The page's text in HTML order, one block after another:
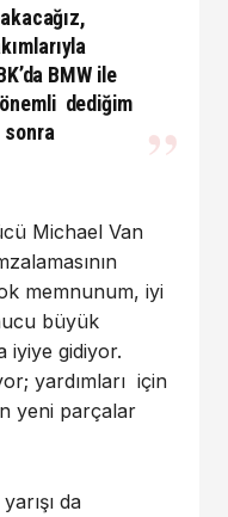
BMW ile
dediğim
sonra
Michael Van
memnunum, iyi
büyük
iyiye gidiyor.
yardımları için
yeni parçalar
da